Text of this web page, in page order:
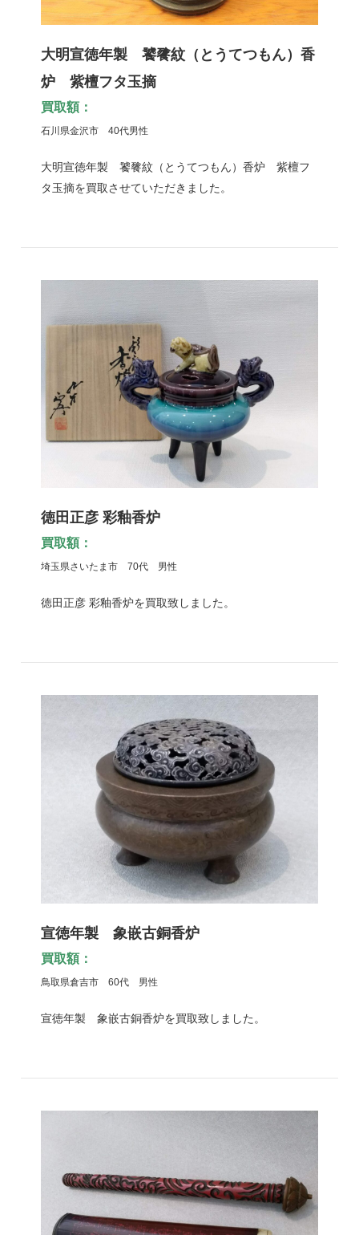
大明宣徳年製 饕餮紋（とうてつもん）香
炉 紫檀フタ玉摘
買取額：
石川県金沢市 40代男性
大明宣徳年製 饕餮紋（とうてつもん）香炉 紫檀フ
タ玉摘を買取させていただきました。
徳田正彦 彩釉香炉
買取額：
埼玉県さいたま市 70代 男性
徳田正彦 彩釉香炉を買取致しました。
宣徳年製 象嵌古銅香炉
買取額：
鳥取県倉吉市 60代 男性
宣徳年製 象嵌古銅香炉を買取致しました。